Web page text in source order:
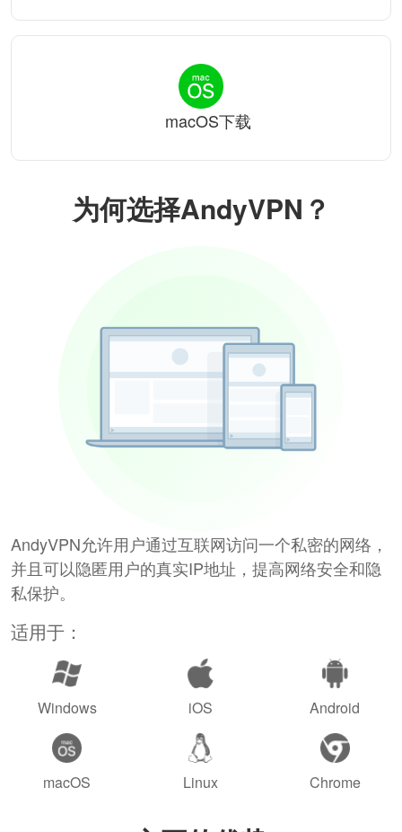
为何选择AndyVPN？
AndyVPN允许用户通过互联网访问一个私密的网络，
并且可以隐匿用户的真实IP地址，提高网络安全和隐
私保护。
适用于：
Windows iOS Android
macOS Linux Chrome
macOS下载